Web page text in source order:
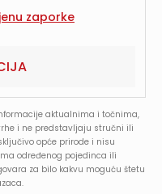
aktualnima i točnima,
i ne predstavljaju stručni ili
opće prirode i nisu
određenog pojedinca ili
za bilo kakvu moguću štetu